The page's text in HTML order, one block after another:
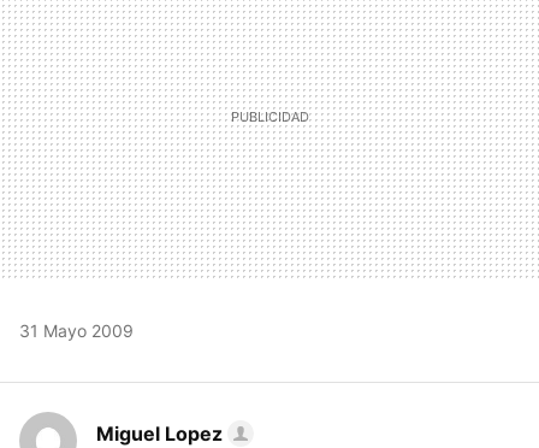
31 Mayo 2009
Miguel Lopez